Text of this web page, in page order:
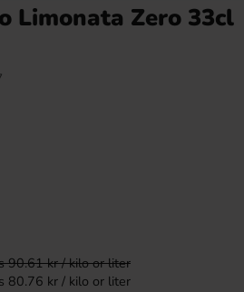
Limonata Zero 33cl
90.61 kr / kilo or liter
80.76 kr / kilo or liter